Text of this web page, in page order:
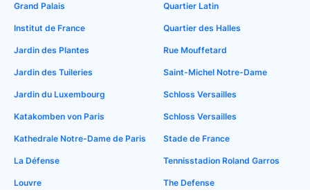
Grand Palais
Institut de France
Jardin des Plantes
Jardin des Tuileries
Jardin du Luxembourg
Katakomben von Paris
Kathedrale Notre-Dame de Paris
La Défense
Louvre
Quartier Latin
Quartier des Halles
Rue Mouffetard
Saint-Michel Notre-Dame
Schloss Versailles
Schloss Versailles
Stade de France
Tennisstadion Roland Garros
The Defense